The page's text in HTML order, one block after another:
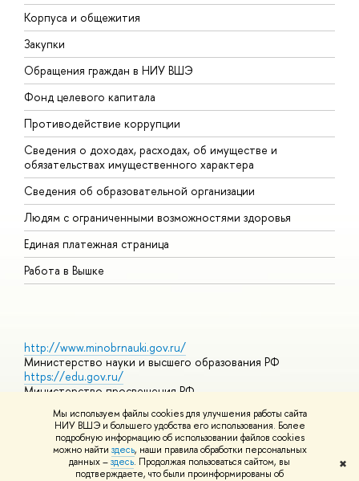
Мы используем файлы cookies для улучшения работы сайта
НИУ ВШЭ и большего удобства его использования. Более
подробную информацию об использовании файлов cookies
можно найти здесь, наши правила обработки персональных
данных –здесь. Продолжая пользоваться сайтом, вы
подтверждаете, что были проинформированы об
✖
Корпуса и общежития
Закупки
Обращения граждан в НИУ ВШЭ
Фонд целевого капитала
Противодействие коррупции
Сведения о доходах, расходах, об имуществе и
обязательствах имущественного характера
Сведения об образовательной организации
Людям с ограниченными возможностями здоровья
Единая платежная страница
Работа в Вышке
http://www.minobrnauki.gov.ru/
Министерство науки и высшего образования РФ
https://edu.gov.ru/
Министерство просвещения РФ
https://elearning.hse.ru/mooc
Массовые открытые онлайн-курсы
© НИУ ВШЭ 1993–2026 Адреса и контактыУсловия